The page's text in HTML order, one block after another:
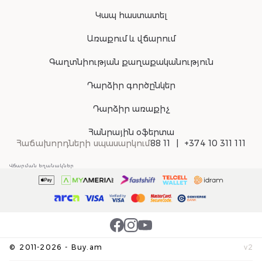
Կապ հաստատել
Առաքում և վճարում
Գաղտնիության քաղաքականություն
Դարձիր գործընկեր
Դարձիր առաքիչ
Հանրային օֆերտա
Հաճախորդների սպասարկում88 11 +374 10 311 111
© 2011-2026 - Buy.am v2
Վճարման եղանակներ